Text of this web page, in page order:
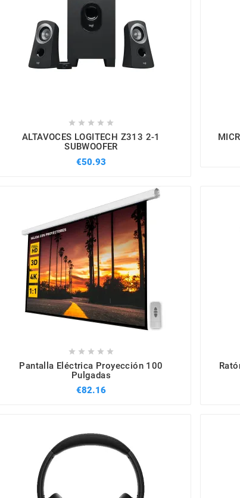
    
ALTAVOCES LOGITECH Z313 2-1
SUBWOOFER
€50.93
    
Pantalla Eléctrica Proyección 100
Pulgadas
€82.16